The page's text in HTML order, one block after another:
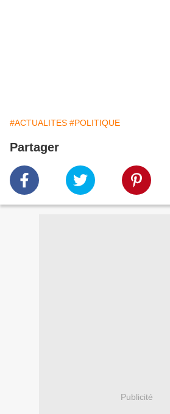
#ACTUALITES #POLITIQUE
Partager
Publicité